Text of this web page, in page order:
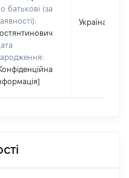
батькові (за
Україна